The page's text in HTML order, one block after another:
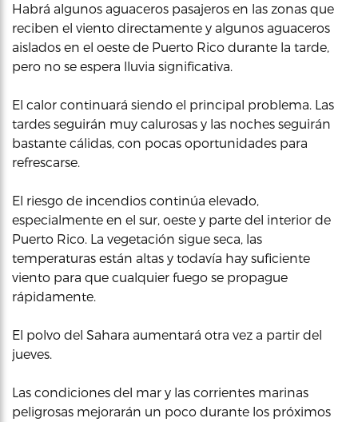
Habrá algunos aguaceros pasajeros en las zonas que
reciben el viento directamente y algunos aguaceros
aislados en el oeste de Puerto Rico durante la tarde,
pero no se espera lluvia significativa.
El calor continuará siendo el principal problema. Las
tardes seguirán muy calurosas y las noches seguirán
bastante cálidas, con pocas oportunidades para
refrescarse.
El riesgo de incendios continúa elevado,
especialmente en el sur, oeste y parte del interior de
Puerto Rico. La vegetación sigue seca, las
temperaturas están altas y todavía hay suficiente
viento para que cualquier fuego se propague
rápidamente.
El polvo del Sahara aumentará otra vez a partir del
jueves.
Las condiciones del mar y las corrientes marinas
peligrosas mejorarán un poco durante los próximos